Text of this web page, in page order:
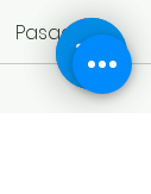
Pasados